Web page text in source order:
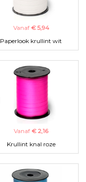
Vanaf € 5,94
Paperlook krullint wit
Vanaf € 2,16
Krullint knal roze